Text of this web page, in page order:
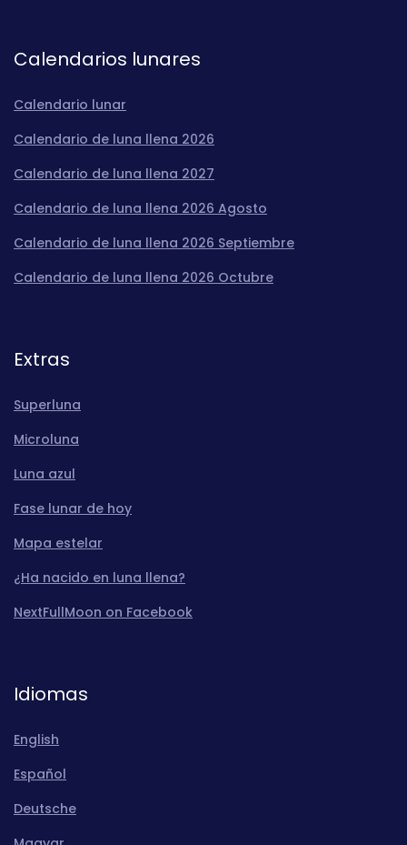
Calendarios lunares
Calendario lunar
Calendario de luna llena 2026
Calendario de luna llena 2027
Calendario de luna llena 2026 Agosto
Calendario de luna llena 2026 Septiembre
Calendario de luna llena 2026 Octubre
Extras
Superluna
Microluna
Luna azul
Fase lunar de hoy
Mapa estelar
¿Ha nacido en luna llena?
NextFullMoon on Facebook
Idiomas
English
Español
Deutsche